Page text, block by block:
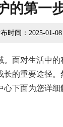
的第一
时间： 2025-01-08
面对生活中的
的重要途径。
下面为您详细